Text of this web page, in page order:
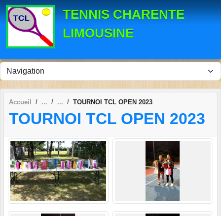
TENNIS CHARENTE
LIMOUSINE
Accueil TOURNOI TCL OPEN 2023
TOURNOI TCL OPEN 2023
Panneau de gestion des cookies